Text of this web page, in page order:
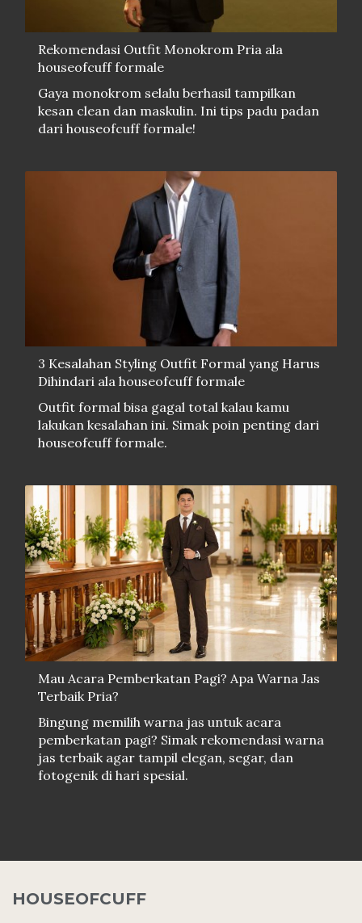
Rekomendasi Outfit Monokrom Pria ala
houseofcuff formale
Gaya monokrom selalu berhasil tampilkan
kesan clean dan maskulin. Ini tips padu padan
dari houseofcuff formale!
3 Kesalahan Styling Outfit Formal yang Harus
Dihindari ala houseofcuff formale
Outfit formal bisa gagal total kalau kamu
lakukan kesalahan ini. Simak poin penting dari
houseofcuff formale.
Mau Acara Pemberkatan Pagi? Apa Warna Jas
Terbaik Pria?
Bingung memilih warna jas untuk acara
pemberkatan pagi? Simak rekomendasi warna
jas terbaik agar tampil elegan, segar, dan
fotogenik di hari spesial.
HOUSEOFCUFF